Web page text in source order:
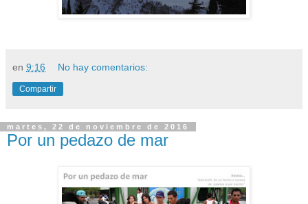
en 9:16 No hay comentarios:
Compartir
martes, 22 de noviembre de 2016
Por un pedazo de mar